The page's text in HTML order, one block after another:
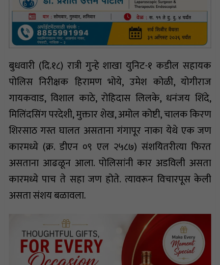
बुधवारी (दि.१८) रात्री गुन्हे शाखा युनिट-१ कडील सहायक
पोलिस निरीक्षक हिरामण भोये, उमेश कोळी, योगीराज
गायकवाड, विशाल काठे, रोहिदास लिलके, धनंजय शिंदे,
मिलिंदसिंग परदेशी, मुक्तार शेख, अमोल कोष्टी, चालक किरण
शिरसाठ गस्त घालत असताना गंगापूर नाका येथे एक जण
कारमध्ये (क्र. डीएन ०९ एल २५८७) संशयितरीत्या फिरत
असताना आढळून आला. पोलिसांनी कार अडविली असता
कारमध्ये पाच ते सहा जण होते. त्यावरून विचारपूस केली
असता संशय बळावला.